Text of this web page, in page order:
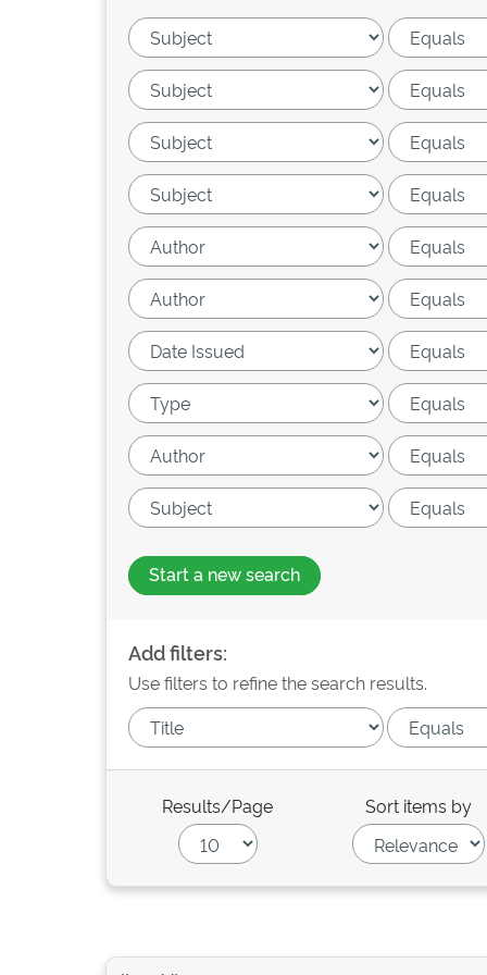
Start a new search
Add filters:
Use filters to refine the search results.
Results/Page Sort items by